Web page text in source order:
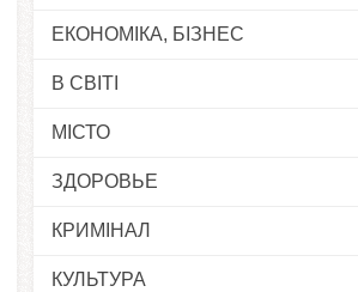
ЕКОНОМІКА, БІЗНЕС
В СВІТІ
МІСТО
ЗДОРОВЬЕ
КРИМІНАЛ
КУЛЬТУРА